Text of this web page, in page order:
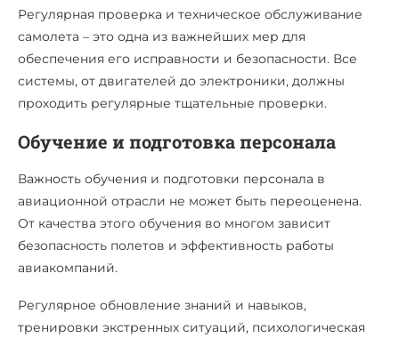
Регулярная проверка и техническое обслуживание
самолета – это одна из важнейших мер для
обеспечения его исправности и безопасности. Все
системы, от двигателей до электроники, должны
проходить регулярные тщательные проверки.
Обучение и подготовка персонала
Важность обучения и подготовки персонала в
авиационной отрасли не может быть переоценена.
От качества этого обучения во многом зависит
безопасность полетов и эффективность работы
авиакомпаний.
Регулярное обновление знаний и навыков,
тренировки экстренных ситуаций, психологическая